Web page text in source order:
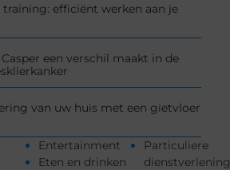
training: efficiënt werken aan je
een verschil maakt in de
van uw huis met een gietvloer
Entertainment
Eten en drinken
Particuliere